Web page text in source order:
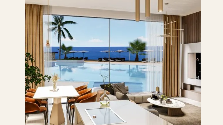
g
e
n
h
e
t
:
t
i
p